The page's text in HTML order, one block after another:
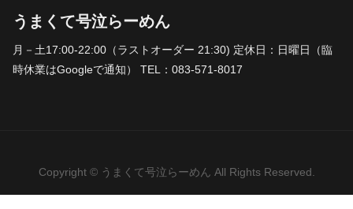
うまくて号泣らーめん
月－土17:00-22:00（ラストオーダー 21:30) 定休日：日曜日（臨
時休業はGoogleで通知） TEL：083-571-8017
Copyright © うまくて号泣らーめん All Rights Reserved.